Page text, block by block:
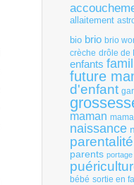
allaitement
bio brio brio
crèche drôle de
enfants
future
d'enfant
maman
naissance
parentalité
parents portage
bébé sortie en